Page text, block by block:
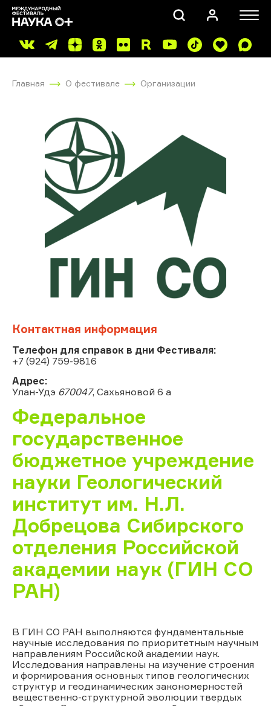
Главная О фестивале Организации
Контактная информация
Телефон для справок в дни Фестиваля:
+7 (924) 759-9816
Адрес:
Улан-Удэ 670047, Сахьяновой 6 а
Федеральное
государственное
бюджетное учреждение
науки Геологический
институт им. Н.Л.
Добрецова Сибирского
отделения Российской
академии наук (ГИН СО
РАН)
В ГИН СО РАН выполняются фундаментальные
научные исследования по приоритетным научным
направлениям Российской академии наук.
Исследования направлены на изучение строения
и формирования основных типов геологических
структур и геодинамических закономерностей
вещественно-структурной эволюции твердых